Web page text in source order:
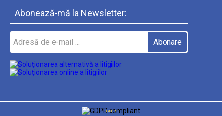
Abonează-mă la Newsletter:
GDPR